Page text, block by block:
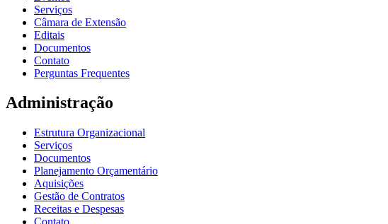
Serviços
Câmara de Extensão
Editais
Documentos
Contato
Perguntas Frequentes
Administração
Estrutura Organizacional
Serviços
Documentos
Planejamento Orçamentário
Aquisições
Gestão de Contratos
Receitas e Despesas